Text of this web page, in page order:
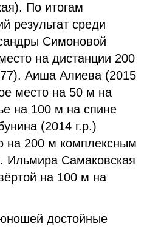
По итогам
результат среди
Симоновой
на дистанции 200
Аиша Алиева (2015
место на 50 м на
на 100 м на спине
(2014 г.р.)
на 200 м комплексным
Ильмира Самаковская
на 100 м на
достойные